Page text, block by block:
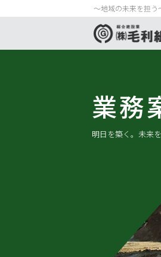
〜地域の未来を担
業務
明日を築く。 未来